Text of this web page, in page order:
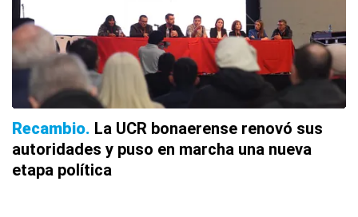
Recambio La UCR bonaerense renovó sus
autoridades y puso en marcha una nueva
etapa política